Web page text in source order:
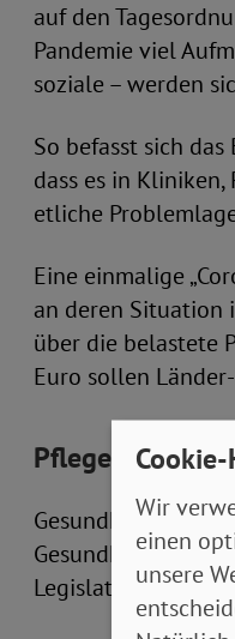
auf den
Pandemie viel
soziale – werden
So befasst sich
dass es in
etliche
Eine einmalige
an deren Situation
über die belastete
Euro sollen
Pflegebedarf
Legislatur noch
Wir
einen
unsere